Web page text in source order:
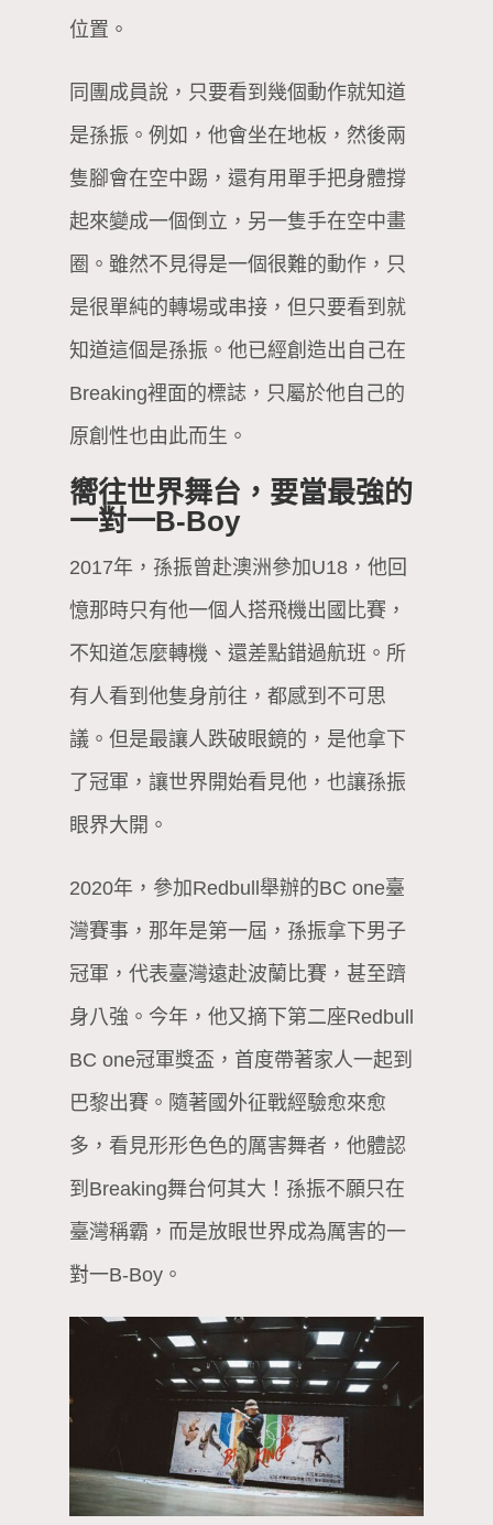
位置。
同團成員說，只要看到幾個動作就知道
是孫振。例如，他會坐在地板，然後兩
隻腳會在空中踢，還有用單手把身體撐
起來變成一個倒立，另一隻手在空中畫
圈。雖然不見得是一個很難的動作，只
是很單純的轉場或串接，但只要看到就
知道這個是孫振。他已經創造出自己在
Breaking裡面的標誌，只屬於他自己的
原創性也由此而生。
嚮往世界舞台，要當最強的
一對一B-Boy
2017年，孫振曾赴澳洲參加U18，他回
憶那時只有他一個人搭飛機出國比賽，
不知道怎麼轉機、還差點錯過航班。所
有人看到他隻身前往，都感到不可思
議。但是最讓人跌破眼鏡的，是他拿下
了冠軍，讓世界開始看見他，也讓孫振
眼界大開。
2020年，參加Redbull舉辦的BC one臺
灣賽事，那年是第一屆，孫振拿下男子
冠軍，代表臺灣遠赴波蘭比賽，甚至躋
身八強。今年，他又摘下第二座Redbull
BC one冠軍獎盃，首度帶著家人一起到
巴黎出賽。隨著國外征戰經驗愈來愈
多，看見形形色色的厲害舞者，他體認
到Breaking舞台何其大！孫振不願只在
臺灣稱霸，而是放眼世界成為厲害的一
對一B-Boy。